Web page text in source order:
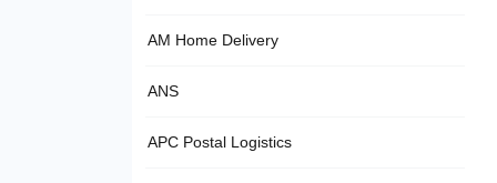
AM Home Delivery
ANS
APC Postal Logistics